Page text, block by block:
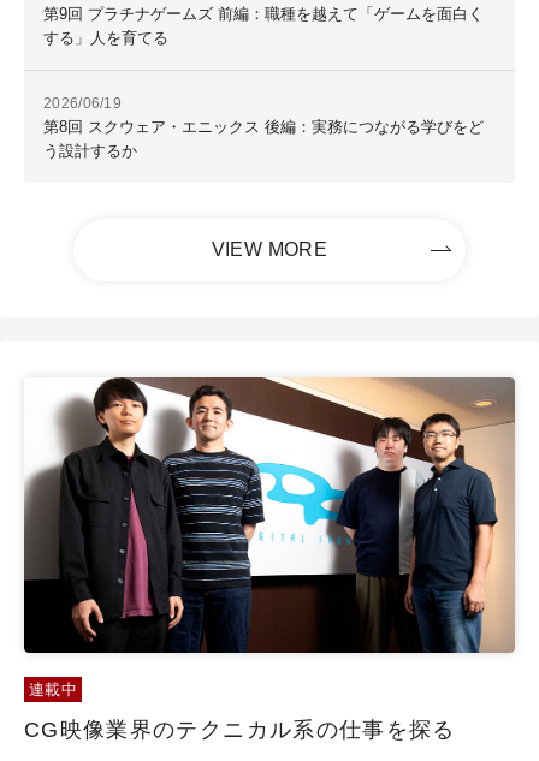
第9回 プラチナゲームズ 前編：職種を越えて「ゲームを面白く
する」人を育てる
2026/06/19
第8回 スクウェア・エニックス 後編：実務につながる学びをど
う設計するか
VIEW MORE
連載中
CG映像業界のテクニカル系の仕事を探る